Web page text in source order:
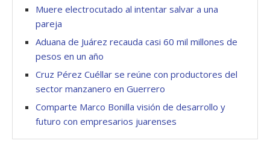
Muere electrocutado al intentar salvar a una
pareja
Aduana de Juárez recauda casi 60 mil millones de
pesos en un año
Cruz Pérez Cuéllar se reúne con productores del
sector manzanero en Guerrero
Comparte Marco Bonilla visión de desarrollo y
futuro con empresarios juarenses